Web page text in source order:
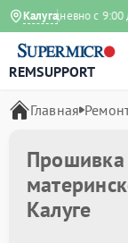
Калуга
Ежедневно с 9:00
REMSUPPORT
Главная
Прошивка
Калуге